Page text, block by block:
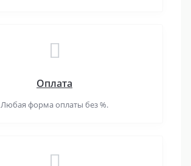
Оплата
Любая форма оплаты без %.